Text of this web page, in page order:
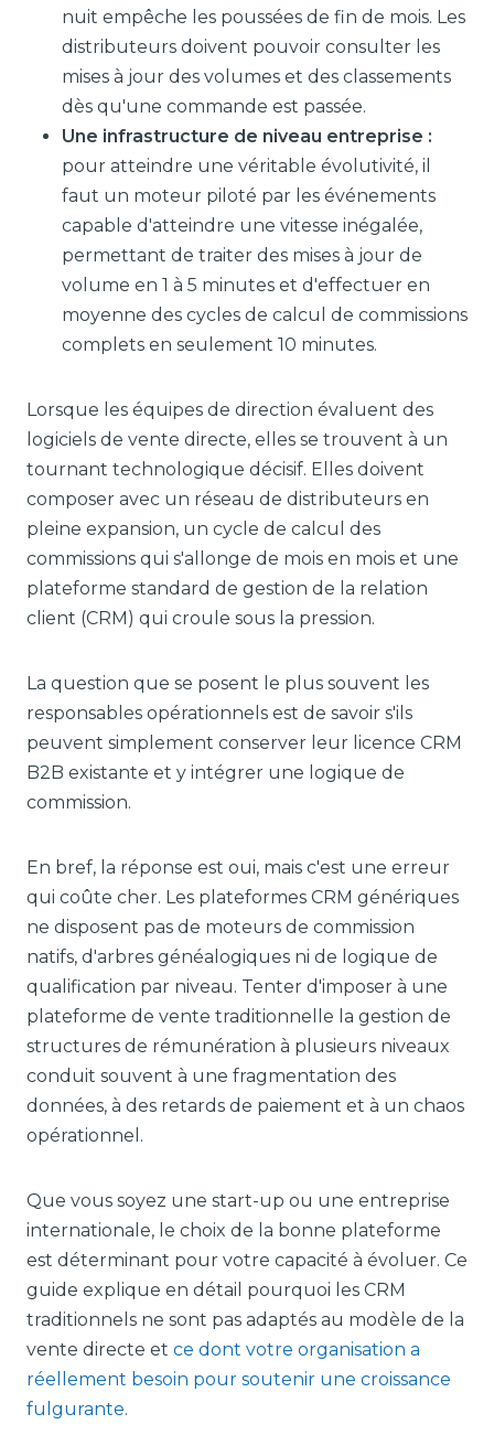
nuit empêche les poussées de fin de mois. Les
distributeurs doivent pouvoir consulter les
mises à jour des volumes et des classements
dès qu'une commande est passée.
Une infrastructure de niveau entreprise :
pour atteindre une véritable évolutivité, il
faut un moteur piloté par les événements
capable d'atteindre une vitesse inégalée,
permettant de traiter des mises à jour de
volume en 1 à 5 minutes et d'effectuer en
moyenne des cycles de calcul de commissions
complets en seulement 10 minutes.
Lorsque les équipes de direction évaluent des
logiciels de vente directe, elles se trouvent à un
tournant technologique décisif. Elles doivent
composer avec un réseau de distributeurs en
pleine expansion, un cycle de calcul des
commissions qui s'allonge de mois en mois et une
plateforme standard de gestion de la relation
client (CRM) qui croule sous la pression.
La question que se posent le plus souvent les
responsables opérationnels est de savoir s'ils
peuvent simplement conserver leur licence CRM
B2B existante et y intégrer une logique de
commission.
En bref, la réponse est oui, mais c'est une erreur
qui coûte cher. Les plateformes CRM génériques
ne disposent pas de moteurs de commission
natifs, d'arbres généalogiques ni de logique de
qualification par niveau. Tenter d'imposer à une
plateforme de vente traditionnelle la gestion de
structures de rémunération à plusieurs niveaux
conduit souvent à une fragmentation des
données, à des retards de paiement et à un chaos
opérationnel.
Que vous soyez une start-up ou une entreprise
internationale, le choix de la bonne plateforme
est déterminant pour votre capacité à évoluer. Ce
guide explique en détail pourquoi les CRM
traditionnels ne sont pas adaptés au modèle de la
vente directe et ce dont votre organisation a
réellement besoin pour soutenir une croissance
fulgurante.